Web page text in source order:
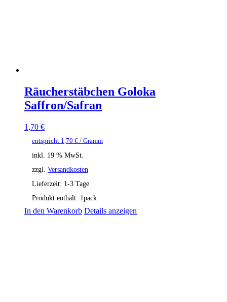
Räucherstäbchen Goloka
Saffron/Safran
1,70 €
entspricht 1,70 € / Gramm
inkl. 19 % MwSt.
zzgl. Versandkosten
Lieferzeit: 1-3 Tage
Produkt enthält: 1pack
In den Warenkorb Details anzeigen